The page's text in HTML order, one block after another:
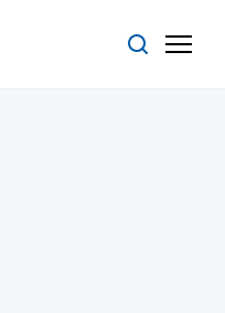
ZoekenMenu